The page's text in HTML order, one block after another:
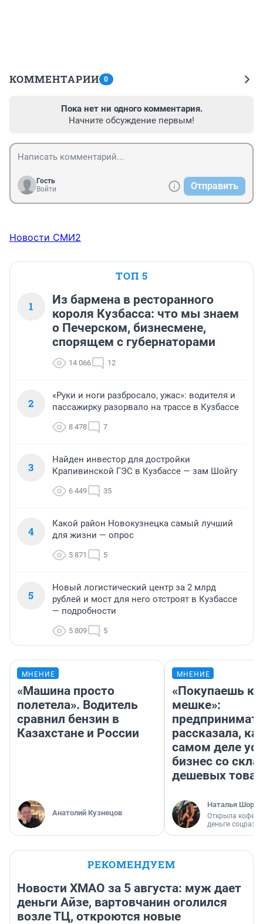
КОММЕНТАРИИ 0
Пока нет ни одного комментария.
Начните обсуждение первым!
Гость
Войти
Отправить
Новости СМИ2
ТОП 5
1
Из бармена в ресторанного
короля Кузбасса: что мы знаем
о Печерском, бизнесмене,
спорящем с губернаторами
14 066 12
2
«Руки и ноги разбросало, ужас»: водителя и
пассажирку разорвало на трассе в Кузбассе
8 478 7
3
Найден инвестор для достройки
Крапивинской ГЭС в Кузбассе — зам Шойгу
6 449 35
4
Какой район Новокузнецка самый лучший
для жизни — опрос
5 871 5
5
Новый логистический центр за 2 млрд
рублей и мост для него отстроят в Кузбассе
— подробности
5 809 5
МНЕНИЕ
«Машина просто
полетела». Водитель
сравнил бензин в
Казахстане и России
Анатолий Кузнецов
МНЕНИЕ
«Покупаешь
мешке»:
рассказала,
самом деле
бизнес со
дешевых
Наталья
Открыла
деньги
РЕКОМЕНДУЕМ
Новости ХМАО за 5 августа: муж дает
деньги Айзе, вартовчанин оголился
возле ТЦ, откроются новые